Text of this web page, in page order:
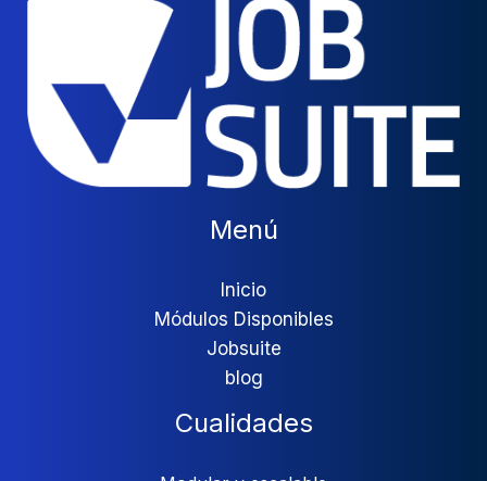
Menú
Inicio
Módulos Disponibles
Jobsuite
blog
Cualidades